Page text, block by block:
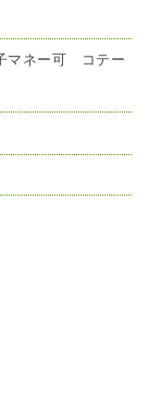
マネー可 コテー